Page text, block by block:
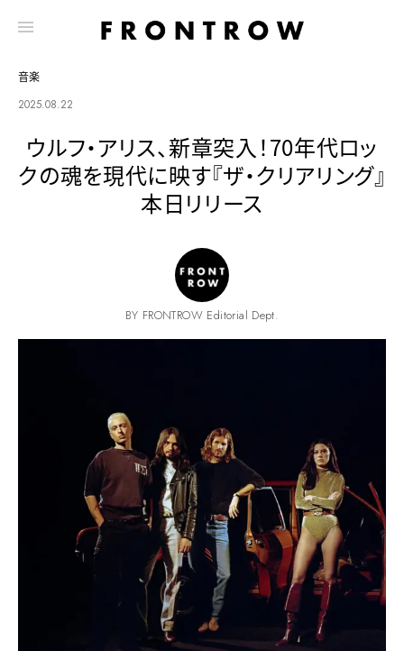
音楽
2025.08.22
ウルフ・アリス、新章突入！70年代ロッ
クの魂を現代に映す『ザ・クリアリング』
本日リリース
BY FRONTROW Editorial Dept.